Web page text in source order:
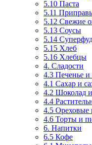
5.10 Паста
5.11
5.12 Свежие
5.13 Соусы
5.14
5.15 Хлеб
5.16 Хлебцы
4. Сладости
4.3 Печенье и
4.1 Сахар и
4.2 Шоколад
4.4
4.5 Ореховые
4.6 Торты и
6. Напитки
6.5 Кофе